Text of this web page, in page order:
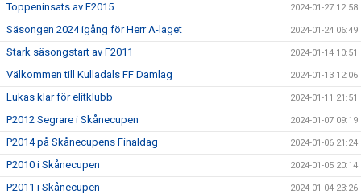
Toppeninsats av F2015 2024-01-27 12:58
Säsongen 2024 igång för Herr A-laget 2024-01-24 06:49
Stark säsongstart av F2011 2024-01-14 10:51
Välkommen till Kulladals FF Damlag 2024-01-13 12:06
Lukas klar för elitklubb 2024-01-11 21:51
P2012 Segrare i Skånecupen 2024-01-07 09:19
P2014 på Skånecupens Finaldag 2024-01-06 21:24
P2010 i Skånecupen 2024-01-05 20:14
P2011 i Skånecupen 2024-01-04 23:26